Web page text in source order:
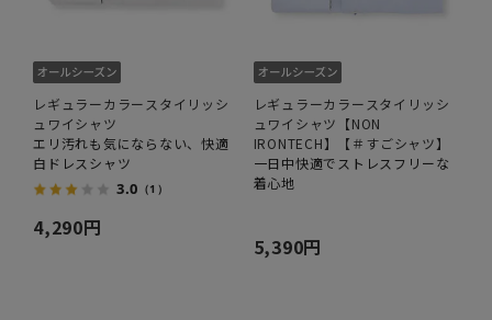
レギュラーカラースタイリッシ
ュワイシャツ
エリ汚れも気にならない、快適
白ドレスシャツ
3.0 （1）
4,290円
レギュラーカラースタイリッシ
ュワイシャツ【NON
IRONTECH】【＃すごシャツ】
一日中快適でストレスフリーな
着心地
5,390円